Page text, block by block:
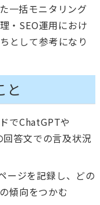
一括モニタリング
・SEO運用におけ
として参考になり
と
でChatGPTや
答文での言及状況
ージを記録し、どの
傾向をつかむ